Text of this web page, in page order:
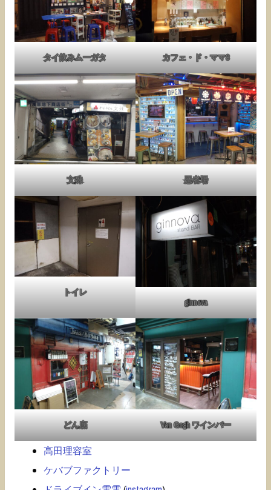
タイ飲みムーガタ カフェ・ド・ママ3
文殊 忍者場
トイレ
ginnova
どん底 Van Gogh ワインバー
高田理容室
ケバブファクトリー